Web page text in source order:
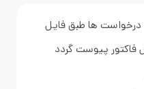
طبق فایل
گردد
انقضا2سال شرایط فایل